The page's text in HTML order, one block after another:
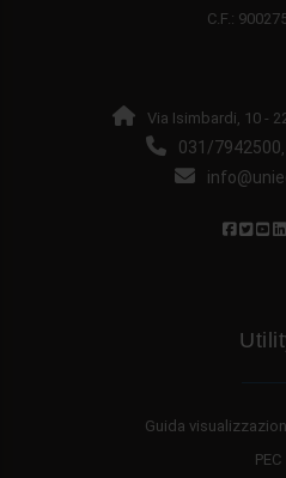
C.F.:
Via Isimbardi, 10 -
031/7942500,
Guida
PEC